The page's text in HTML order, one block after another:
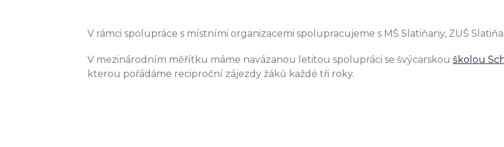
V rámci spolupráce s místními organizacemi spolupracujeme s MŠ Slatiňany, ZUŠ
V mezinárodním měřítku máme navázanou letitou spolupráci se švýcarskou školou
kterou pořádáme reciproční zájezdy žáků každé tři roky.